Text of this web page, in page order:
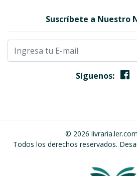
Suscríbete a Nuestro
Síguenos:
© 2026
Todos los derechos reservados.